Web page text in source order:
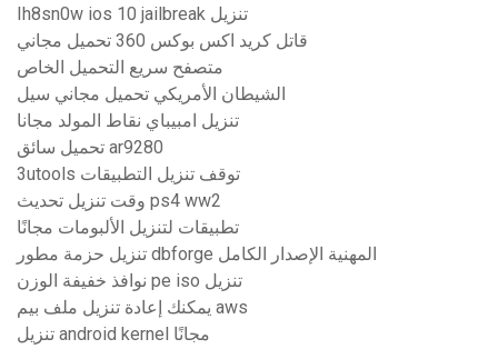
Ih8sn0w ios 10 jailbreak تنزيل
قاتل كريد اكس بوكس ​​360 تحميل مجاني
متصفح سريع التحميل الخاص
الشيطان الأمريكي تحميل مجاني سيل
تنزيل امبيباي نقاط المولد مجانا
تحميل سائق ar9280
3utools توقف تنزيل التطبيقات
وقت تنزيل تحديث ps4 ww2
تطبيقات لتنزيل الألبومات مجانًا
تنزيل حزمة مطور dbforge المهنية الإصدار الكامل
نوافذ خفيفة الوزن pe iso تنزيل
يمكنك إعادة تنزيل ملف بيم aws
تنزيل android kernel مجانًا